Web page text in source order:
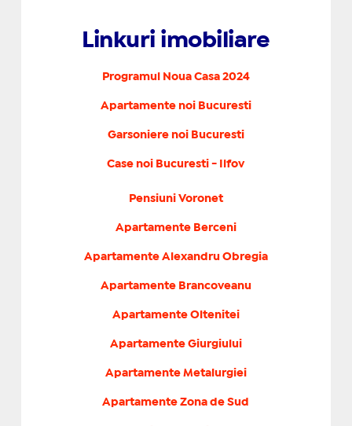
Linkuri imobiliare
Programul Noua Casa 2024
Apartamente noi Bucuresti
Garsoniere noi Bucuresti
Case noi Bucuresti - Ilfov
Pensiuni Voronet
Apartamente Berceni
Apartamente Alexandru Obregia
Apartamente Brancoveanu
Apartamente Oltenitei
Apartamente Giurgiului
Apartamente Metalurgiei
Apartamente Zona de Sud